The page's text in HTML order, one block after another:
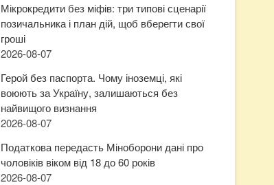
Мікрокредити без міфів: три типові сценарії
позичальника і план дій, щоб вберегти свої
гроші
2026-08-07
Герой без паспорта. Чому іноземці, які
воюють за Україну, залишаються без
найвищого визнання
2026-08-07
Податкова передасть Міноборони дані про
чоловіків віком від 18 до 60 років
2026-08-07